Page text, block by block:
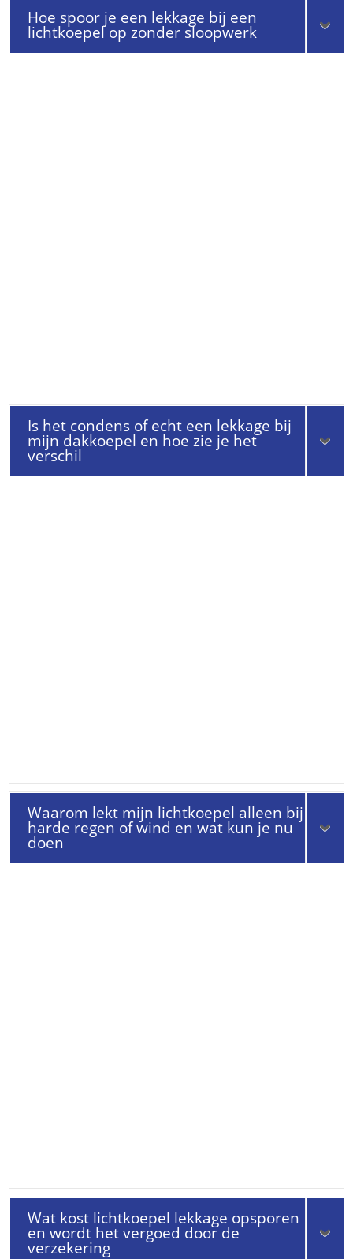
Hoe spoor je een lekkage bij een
lichtkoepel op zonder sloopwerk
Is het condens of echt een lekkage bij
mijn dakkoepel en hoe zie je het
verschil
Waarom lekt mijn lichtkoepel alleen bij
harde regen of wind en wat kun je nu
doen
Wat kost lichtkoepel lekkage opsporen
en wordt het vergoed door de
verzekering